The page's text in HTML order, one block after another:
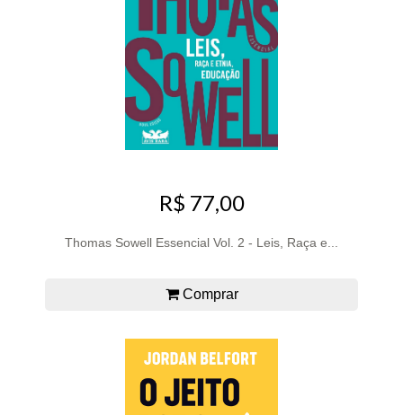
R$ 77,00
Thomas Sowell Essencial Vol. 2 - Leis, Raça e...
Comprar